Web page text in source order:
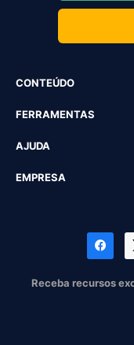
CONTEÚDO
FERRAMENTAS
AJUDA
EMPRESA
Receba recursos